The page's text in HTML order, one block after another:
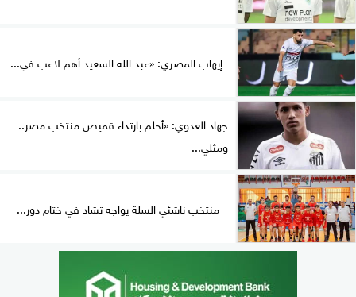
إيهاب المصري: «عبد الله السعيد أهم لاعب في...
جهاد العدوي: «أحلم بارتداء قميص منتخب مصر..
ومثلي...
منتخب ناشئي السلة يواجه تشاد في ختام دور...